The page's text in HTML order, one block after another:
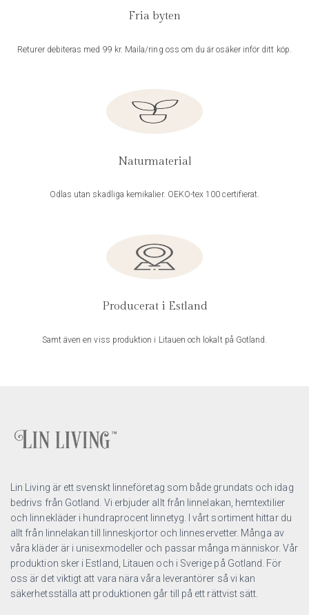
Fria byten
Returer debiteras med 99 kr. Maila/ring oss om du är osäker inför ditt köp.
Naturmaterial
Odlas utan skadliga kemikalier. OEKO-tex 100 certifierat.
Producerat i Estland
Samt även en viss produktion i Litauen och lokalt på Gotland.
Lin Living är ett svenskt linneföretag som både grundats och idag
bedrivs från Gotland. Vi erbjuder allt från linnelakan, hemtextilier
och linnekläder i hundraprocent linnetyg. I vårt sortiment hittar du
allt från linnelakan till linneskjortor och linneservetter. Många av
våra kläder är i unisexmodeller och passar många människor. Vår
produktion sker i Estland, Litauen och i Sverige på Gotland. För
oss är det viktigt att vara nära våra leverantörer så vi kan
säkerhetsställa att produktionen går till på ett rättvist sätt.